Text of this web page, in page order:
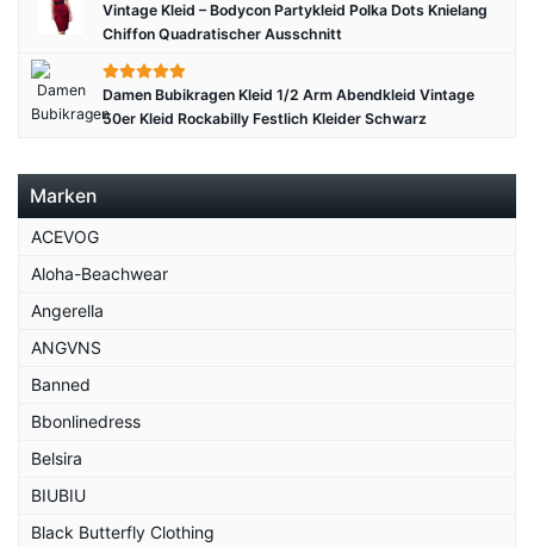
Vintage Kleid – Bodycon Partykleid Polka Dots Knielang
Chiffon Quadratischer Ausschnitt
Damen Bubikragen Kleid 1/2 Arm Abendkleid Vintage
50er Kleid Rockabilly Festlich Kleider Schwarz
Marken
ACEVOG
Aloha-Beachwear
Angerella
ANGVNS
Banned
Bbonlinedress
Belsira
BIUBIU
Black Butterfly Clothing